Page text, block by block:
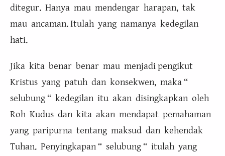
ditegur. Hanya mau mendengar harapan, tak
mau ancaman. Itulah yang namanya kedegilan
hati.
Jika kita benar benar mau menjadi pengikut
Kristus yang patuh dan konsekwen, maka “
selubung “ kedegilan itu akan disingkapkan oleh
Roh Kudus dan kita akan mendapat pemahaman
yang paripurna tentang maksud dan kehendak
Tuhan. Penyingkapan “ selubung “ itulah yang